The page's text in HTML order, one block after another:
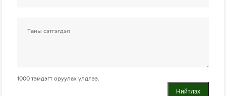
1000 тэмдэгт оруулах үлдлээ.
Нийтлэх